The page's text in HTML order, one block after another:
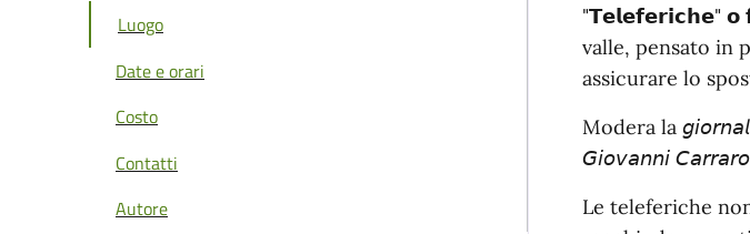
Luogo
Date e orari
Costo
Contatti
Autore
"𝗧𝗲𝗹𝗲𝗳𝗲𝗿𝗶𝗰𝗵𝗲" 𝗼
valle, pensato in
assicurare lo
Modera la
𝘎𝘪𝘰𝘷𝘢𝘯𝘯𝘪
Le teleferiche